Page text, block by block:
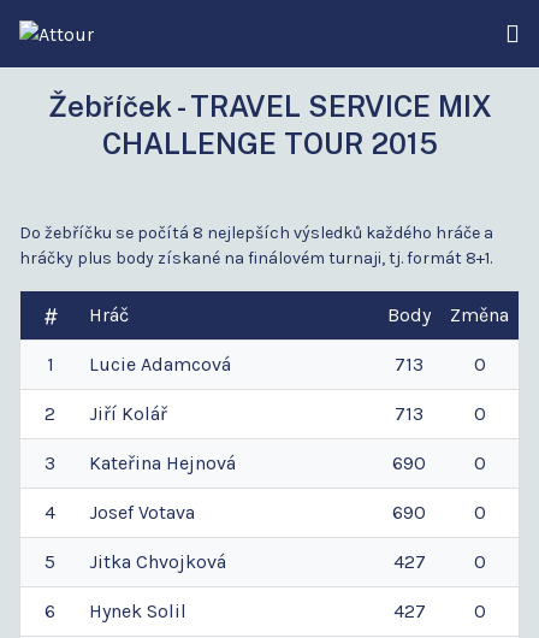
Žebříček - TRAVEL SERVICE MIX
CHALLENGE TOUR 2015
Do žebříčku se počítá 8 nejlepších výsledků každého hráče a
hráčky plus body získané na finálovém turnaji, tj. formát 8+1.
Hráč Body Změna
1 Lucie Adamcová 713 0
2 Jiří Kolář 713 0
3 Kateřina Hejnová 690 0
4 Josef Votava 690 0
5 Jitka Chvojková 427 0
6 Hynek Solil 427 0